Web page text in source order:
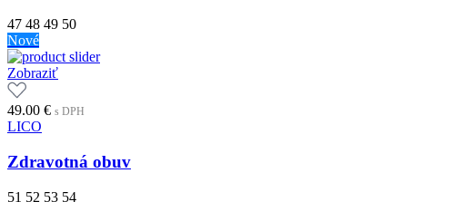
47 48 49 50
Nové
Zobraziť
49.00 € s DPH
LICO
Zdravotná obuv
51 52 53 54